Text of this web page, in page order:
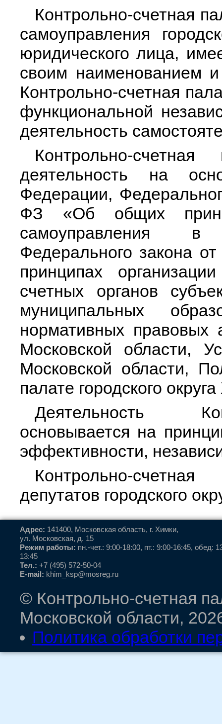
Контрольно-счетная
самоуправления
юридического лица,
своим наименованием
Контрольно-счетная
функциональной
деятельность
Контрольно-
деятельность на
Федерации,
ФЗ «Об общих
самоуправления в
Федерального закона
принципах
счетных органов
муниципальных
нормативных правовых
Московской области,
Московской области,
палате городского
Деятельность
основывается на
эффективности,
Контрольно-
депутатов городского
Адрес: 141400, Московская область, г. Химки,
ул. Московская, д. 15
Режим работы: пн.-чет.: 9:00-18:00, пт.: 9:00-16:45, обед:
13:45
Тел.: +7 (495) 572-50-04
E-mail: khim_ksp@mosreg.ru
© Контрольно-счетная
Московской области,
Политика обработки